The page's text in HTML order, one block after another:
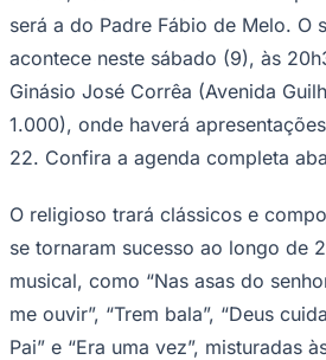
NBA
NFL
Fórmula 1
UFC
Tênis (ATP)
MLB
NHL
Atletismo
Competições de Futebol
Brasileirão Série A
Brasileirão Série B
Paulistão
Copa do Brasil
será a do Padre Fábio de Melo. O
acontece neste sábado (9), às
Ginásio José Corrêa (Avenida
1.000), onde haverá
22. Confira a agenda completa
O religioso trará clássicos e
se tornaram sucesso ao longo de
musical, como “Nas asas do
me ouvir”, “Trem bala”, “Deus
Pai” e “Era uma vez”, misturadas